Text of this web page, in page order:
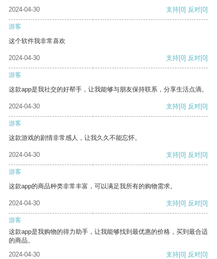
2024-04-30
支持[0] 反对[0]
游客
这个软件我非常喜欢
2024-04-30 支持[0] 反对[0]
游客
这款app是我社交的好帮手，让我能够与朋友保持联系，分享生活点滴。
2024-04-30 支持[0] 反对[0]
游客
这款游戏的剧情非常感人，让我久久不能忘怀。
2024-04-30 支持[0] 反对[0]
游客
这款app的商品种类非常丰富，可以满足我所有的购物需求。
2024-04-30 支持[0] 反对[0]
游客
这款app是我购物的得力助手，让我能够找到最优惠的价格，买到最合适
的商品。
2024-04-30
支持[0] 反对[0]